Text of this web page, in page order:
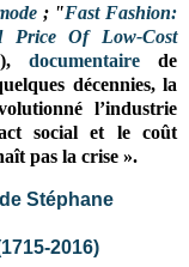
; "Fast Fashion:
Price Of Low-Cost
), documentairede
décennies, la
l’industrie
social et le coût
pas la crise ».
Stéphane
2016)